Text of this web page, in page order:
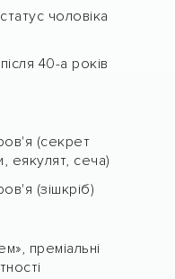
чоловіка
40-а років
(секрет
еякулят, сеча)
(зішкріб)
преміальні